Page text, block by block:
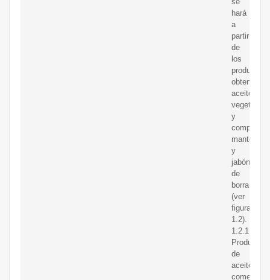
hará
a
partir
de
los
productos
obtenidos:
aceite
vegetal
y
manteca
y
jabón
de
borra
(ver
figura
1.2).
1.2.1.
Producción
de
aceites